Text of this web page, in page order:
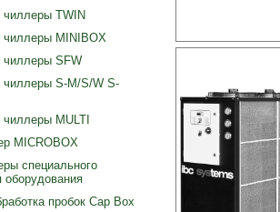
TWIN
MINIBOX
SFW
S-M/S/W S-
MULTI
MICROBOX
специального
оборудования
пробок Cap Box